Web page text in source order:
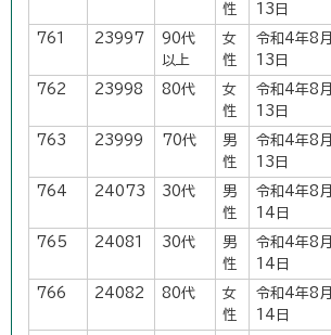
性
13日
761 23997
90代
以上
女
性
令和4年8月
13日
762 23998 80代
女
性
令和4年8月
13日
763 23999 70代
男
性
令和4年8月
13日
764 24073 30代
男
性
令和4年8月
14日
765 24081 30代
男
性
令和4年8月
14日
766 24082 80代
女
性
令和4年8月
14日